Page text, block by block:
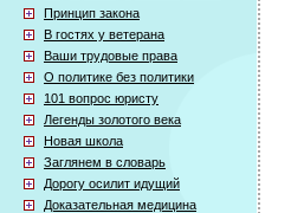
Принцип закона
В гостях у ветерана
Ваши трудовые права
О политике без политики
101 вопрос юристу
Легенды золотого века
Новая школа
Заглянем в словарь
Дорогу осилит идущий
Доказательная медицина